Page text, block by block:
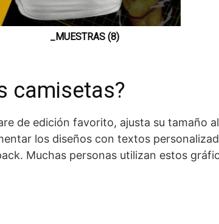
_MUESTRAS (8)
camisetas?
de edición favorito, ajusta su tamaño
los diseños con textos
Muchas personas utilizan estos